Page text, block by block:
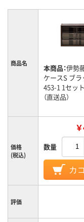
商品名 本商品：伊勢
ケースS ブ
453-1 1セッ
（直送品）
価格
(税込)
数量
カ
評価